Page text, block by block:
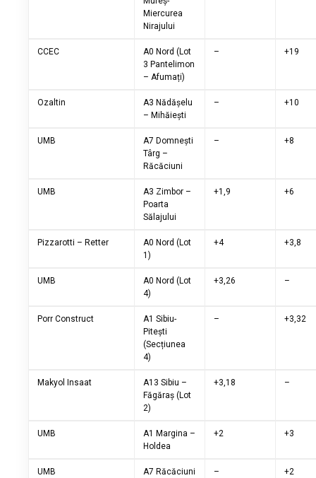
Miercurea
Nirajului
CCEC
A0 Nord (Lot
3 Pantelimon
– Afumați)
– +19
Ozaltin
A3 Nădășelu
– Mihăiești
– +10
UMB
A7 Domnești
Târg –
Răcăciuni
– +8
UMB
A3 Zimbor –
Poarta
Sălajului
+1,9 +6
Pizzarotti – Retter
A0 Nord (Lot
1)
+4 +3,8
UMB
A0 Nord (Lot
4)
+3,26 –
Porr Construct
A1 Sibiu-
Pitești
(Secțiunea
4)
– +3,32
Makyol Insaat
A13 Sibiu –
Făgăraș (Lot
2)
+3,18 –
UMB
A1 Margina –
Holdea
+2 +3
UMB
A7 Răcăciuni
– +2